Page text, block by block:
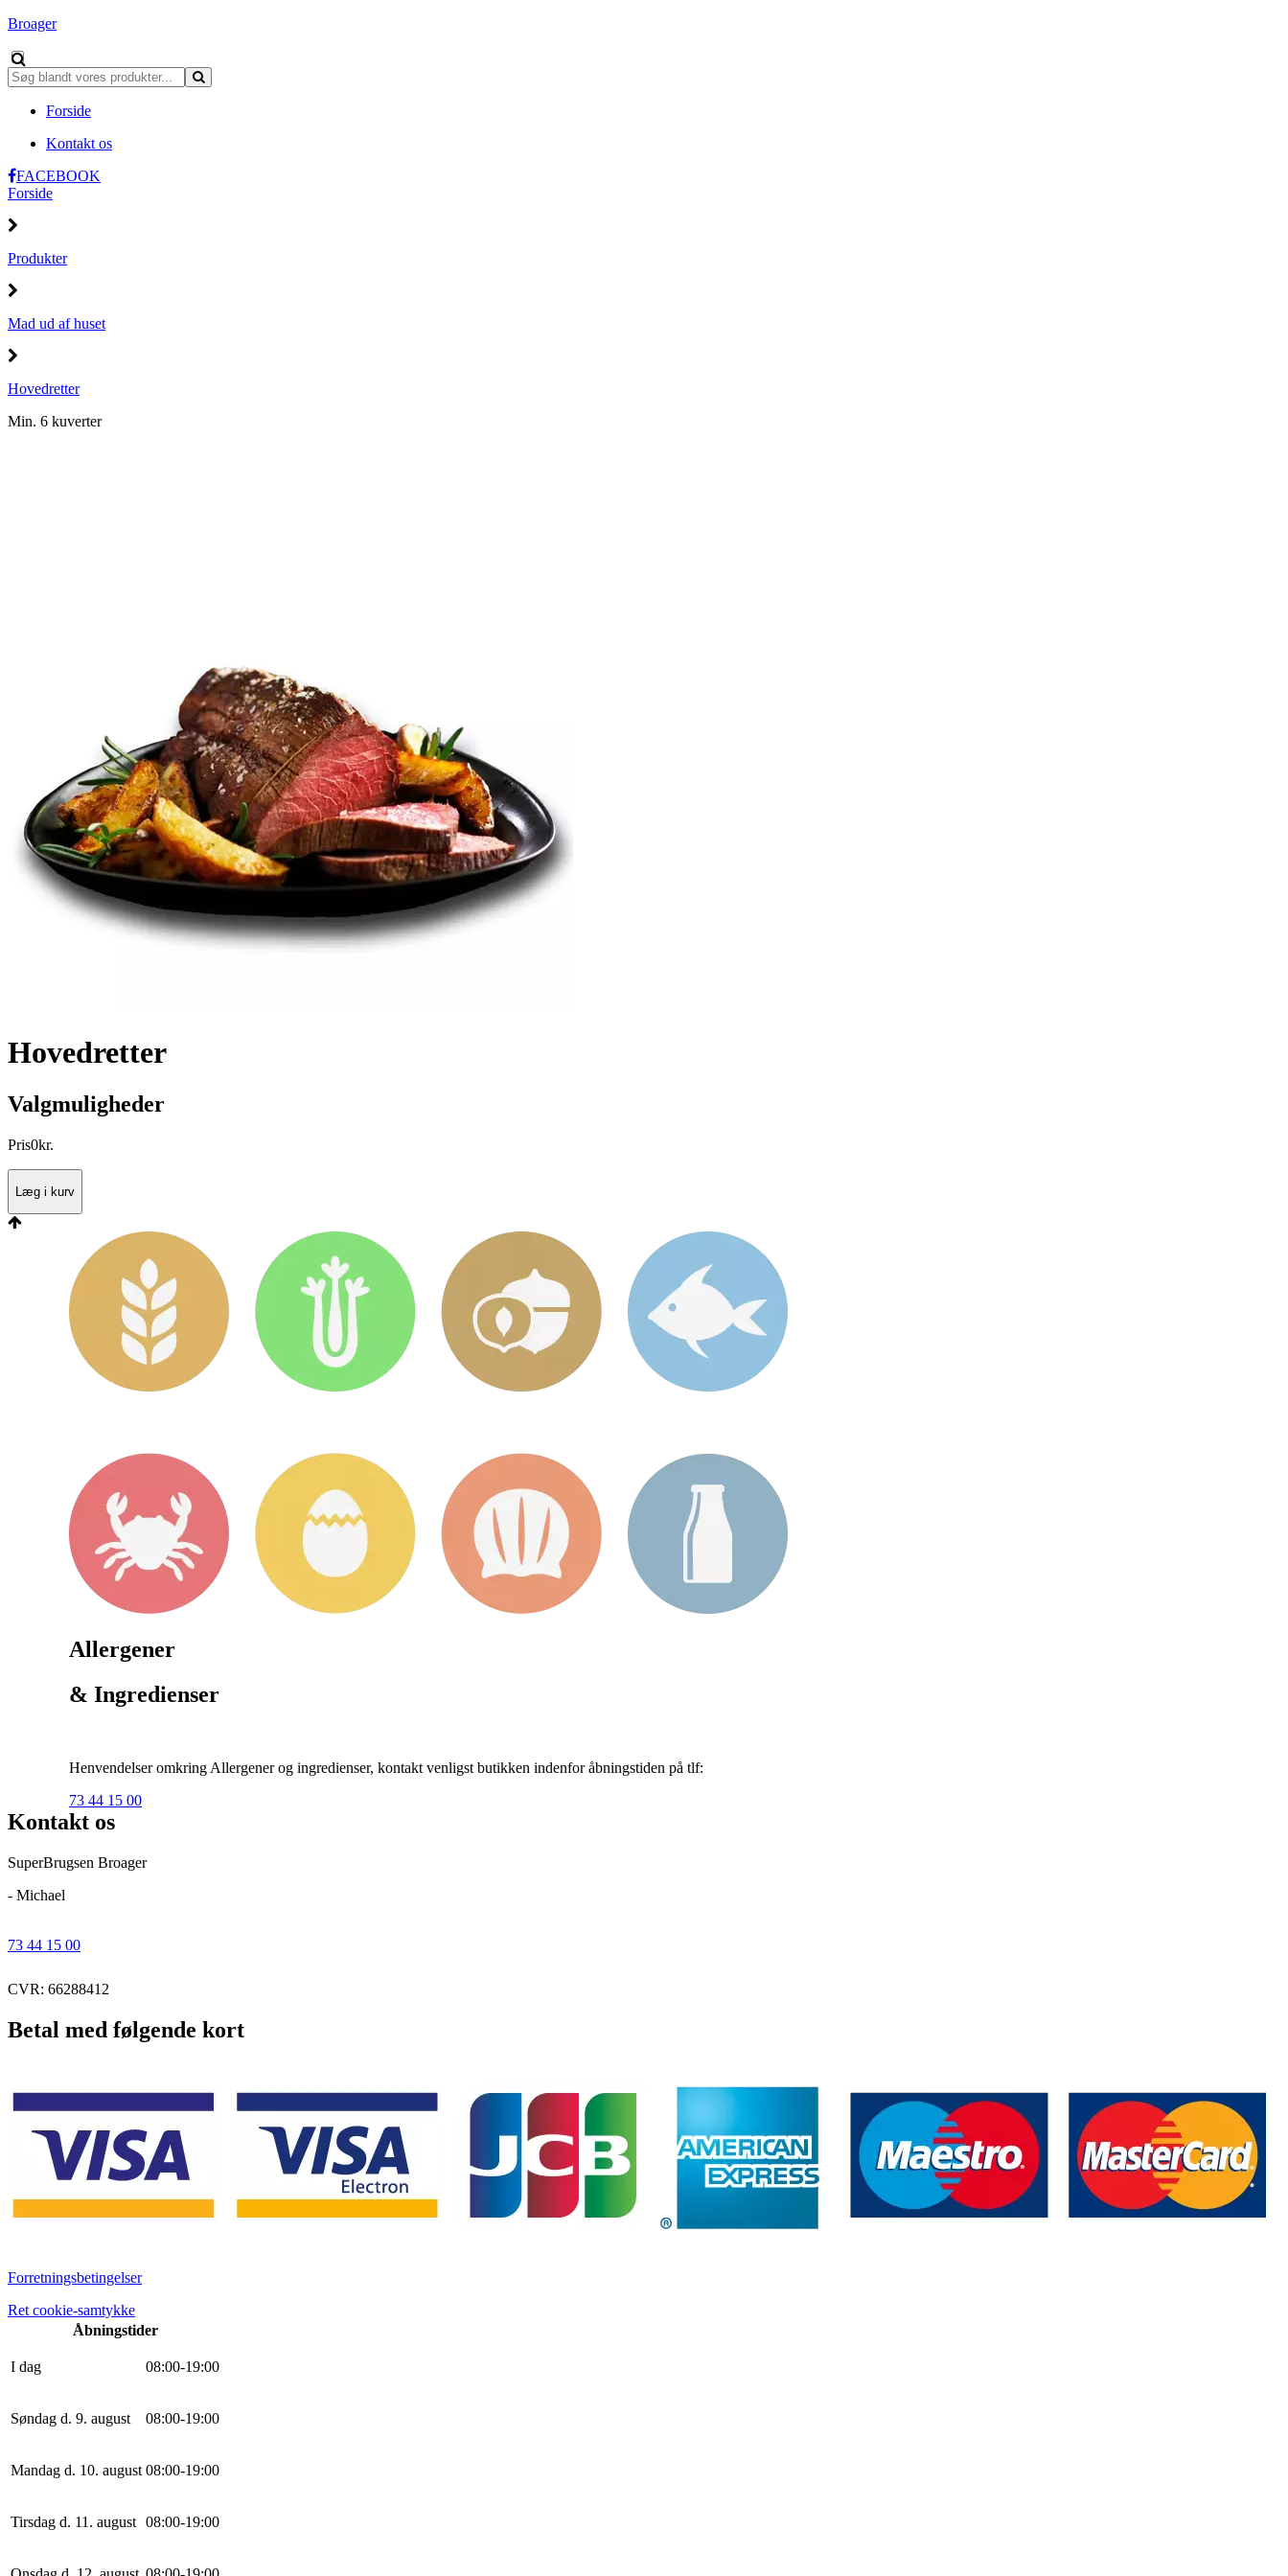
Broager
Forside
Kontakt os
FACEBOOK
Forside
Produkter
Mad ud af huset
Hovedretter
Min. 6 kuverter
Hovedretter
Valgmuligheder
Pris0kr.
Læg i kurv
Allergener
& Ingredienser
Henvendelser omkring Allergener og ingredienser, kontakt venligst butikken indenfor åbningstiden på tlf:
73 44 15 00
Kontakt os
SuperBrugsen Broager
- Michael
73 44 15 00
CVR: 66288412
Betal med følgende kort
Forretningsbetingelser
Ret cookie-samtykke
Åbningstider
I dag 08:00-19:00
Søndag d. 9. august 08:00-19:00
Mandag d. 10. august 08:00-19:00
Tirsdag d. 11. august 08:00-19:00